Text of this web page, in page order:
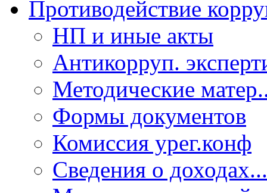
Противодействие
НП и иные акты
Антикорруп.
Методические
Формы документов
Комиссия урег.конф
Сведения о доходах...